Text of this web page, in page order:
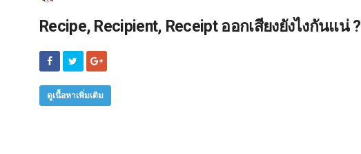
Recipe, Recipient, Receipt ออกเสียงยังไงกันแน่ ?
ดูเนื้อหาเพิ่มเติม